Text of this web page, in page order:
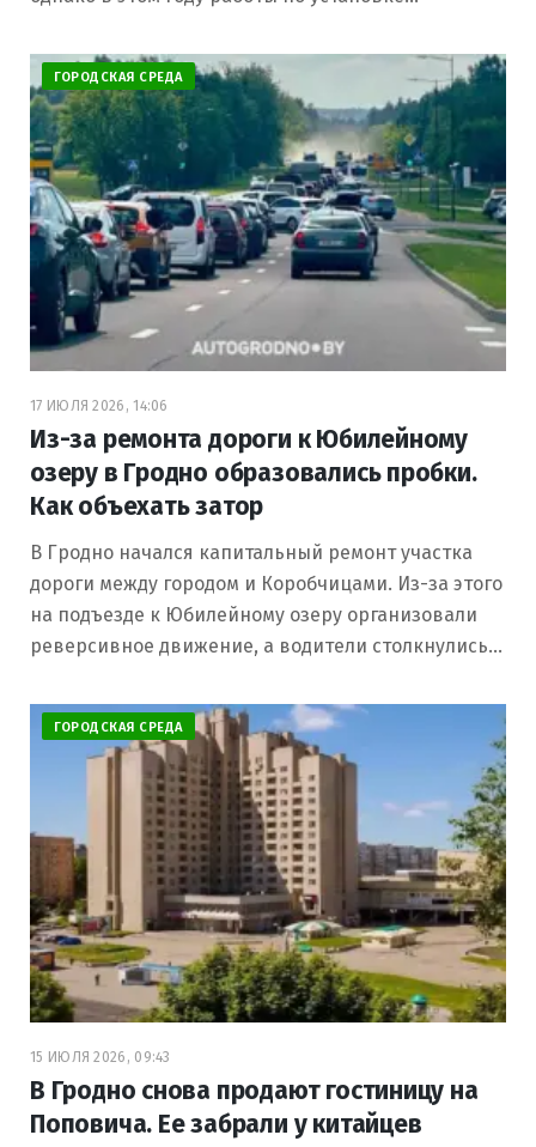
ГОРОДСКАЯ СРЕДА
17 ИЮЛЯ 2026, 14:06
Из-за ремонта дороги к Юбилейному
озеру в Гродно образовались пробки.
Как объехать затор
В Гродно начался капитальный ремонт участка
дороги между городом и Коробчицами. Из-за этого
на подъезде к Юбилейному озеру организовали
реверсивное движение, а водители столкнулись…
ГОРОДСКАЯ СРЕДА
15 ИЮЛЯ 2026, 09:43
В Гродно снова продают гостиницу на
Поповича. Ее забрали у китайцев